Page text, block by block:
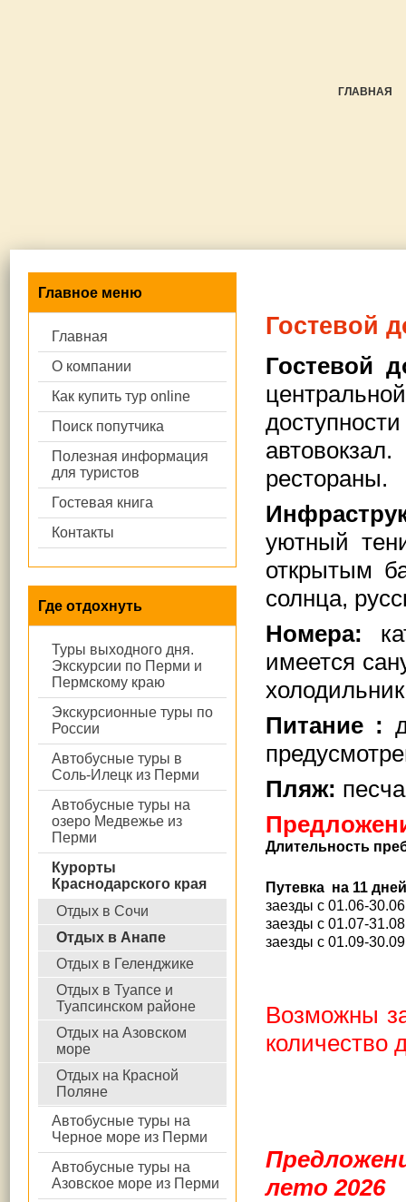
ГЛАВНАЯ
Главное меню
Главная
О компании
Как купить тур online
Поиск попутчика
Полезная информация
для туристов
Гостевая книга
Контакты
Где отдохнуть
Туры выходного дня.
Экскурсии по Перми и
Пермскому краю
Экскурсионные туры по
России
Автобусные туры в
Соль-Илецк из Перми
Автобусные туры на
озеро Медвежье из
Перми
Курорты
Краснодарского края
Отдых в Сочи
Отдых в Анапе
Отдых в Геленджике
Отдых в Туапсе и
Туапсинском районе
Отдых на Азовском
море
Отдых на Красной
Поляне
Автобусные туры на
Черное море из Перми
Автобусные туры на
Азовское море из Перми
Гостевой
Гостевой
рестораны.
уютный
открытым
солнца,
Номера:
имеется
Питание :
Пляж:
Длительность
Путевка на 11
заезды с 01.06-30.06
заезды с 01.07-31.08
заезды с 01.09-30.09
Возможны
количество
лето2026